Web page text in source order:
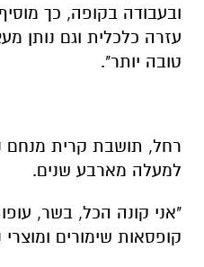
ובעבודה בקופה, כך
עזרה כלכלית וגם נותן
טובה יותר".
רחל, תושבת קרית מנחם
למעלה מארבע שנים.
"אני קונה הכל, בשר,
קופסאות שימורים ומוצרי